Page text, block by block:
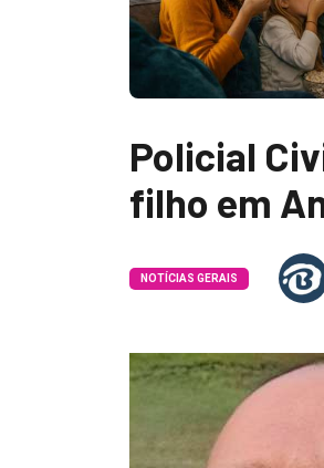
Policial
filho em
NOTÍCIAS GERAIS